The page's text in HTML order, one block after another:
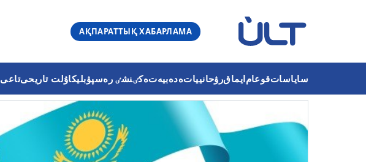
АҚПАРАТТЫҚ ХАБАРЛАМА
ساياساتقوعامايماقرۋحانيياتەدەبيەتەكٸنشٸ رەسپۋبليكاۇلت تاريحىتاعى